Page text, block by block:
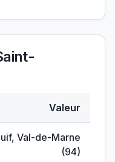
Valeur
, Val-de-Marne
(94)